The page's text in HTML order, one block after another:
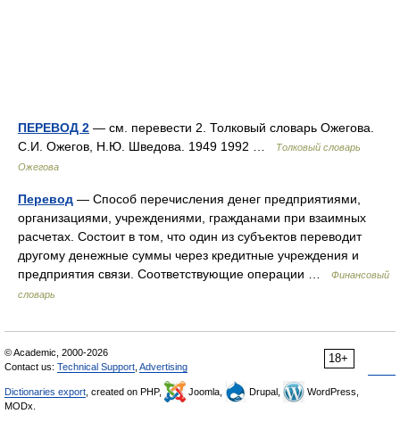
ПЕРЕВОД 2 — см. перевести 2. Толковый словарь Ожегова.
С.И. Ожегов, Н.Ю. Шведова. 1949 1992 …
Толковый словарь
Ожегова
Перевод — Способ перечисления денег предприятиями,
организациями, учреждениями, гражданами при взаимных
расчетах. Состоит в том, что один из субъектов переводит
другому денежные суммы через кредитные учреждения и
предприятия связи. Соответствующие операции …
Финансовый
словарь
18+
© Academic, 2000-2026
Contact us: Technical Support Advertising
Dictionaries export , created on PHP, Joomla, Drupal,
WordPress,
MODx.